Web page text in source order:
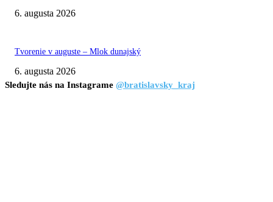
6. augusta 2026
Tvorenie v auguste – Mlok dunajský
6. augusta 2026
Sledujte nás na Instagrame @bratislavsky_kraj